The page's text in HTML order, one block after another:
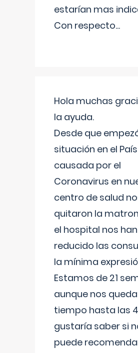
estarían mas
Con respecto...
Hola muchas
la ayuda.
Desde que
situación en el País
causada por el
Coronavirus en
centro de salud
quitaron la
el hospital nos han
reducido las
la mínima
Estamos de 21
aunque nos queda
tiempo hasta las
gustaría saber si
puede